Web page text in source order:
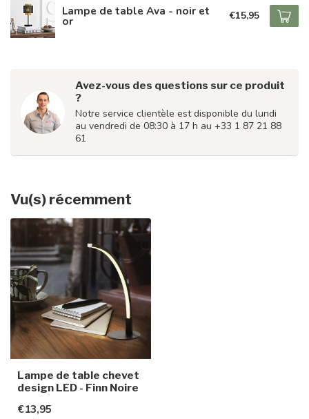
Lampe de table Ava - noir et
or €15,95
Avez-vous des questions sur ce produit
?
Notre service clientèle est disponible du lundi
au vendredi de 08:30 à 17 h au +33 1 87 21 88
61
Vu(s) récemment
Lampe de table chevet
design LED - Finn Noire
€13,95